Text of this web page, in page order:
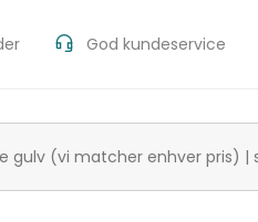
God kundeservice